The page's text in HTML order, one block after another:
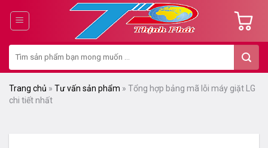
dung
kiếm:
Trang chủ » Tư vấn sản phẩm » Tổng hợp bảng mã lỗi máy giặt LG
chi tiết nhất